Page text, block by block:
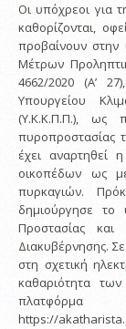
Οι υπόχρεοι για
καθορίζονται,
προβαίνουν
Μέτρων
4662/2020 (Α’
Υπουργείου
(Υ.Κ.Κ.Π.Π.), ως
πυροπροστασίας
έχει αναρτηθεί
οικοπέδων ως
πυρκαγιών.
δημιούργησε το
Προστασίας
Διακυβέρνησης.
στη σχετική
καθαριότητα
https://